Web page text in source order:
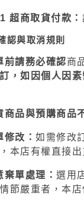
GSI 郡氏
水性漆
GSI 郡氏
膠專用水性漆
GSI 郡氏 Mr.
御電館
御電館
色系列
御電館
超商取貨付款：
認與取消規則
前請務必確認商
，如因個人因素
商品與預購商品
修改： 如需修改
本店有權直接出
棄單處理： 選用
節嚴重者， 本店